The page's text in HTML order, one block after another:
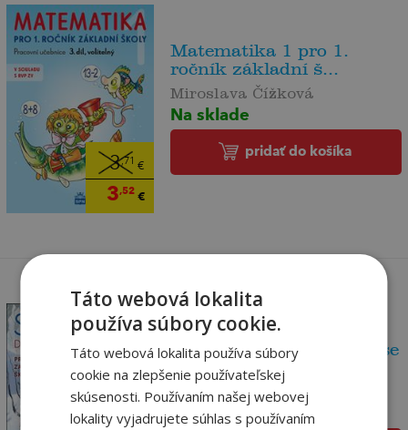
3,71 €
3,52€
Matematika 1 pro 1.
ročník základní š...
Miroslava Čížková
Na sklade
pridať do košíka
Slabikář Dobrodružství se
slovy pro 1...
Na sklade
Táto webová lokalita
používa súbory cookie.
Táto webová lokalita používa súbory
cookie na zlepšenie používateľskej
skúsenosti. Používaním našej webovej
lokality vyjadrujete súhlas s používaním